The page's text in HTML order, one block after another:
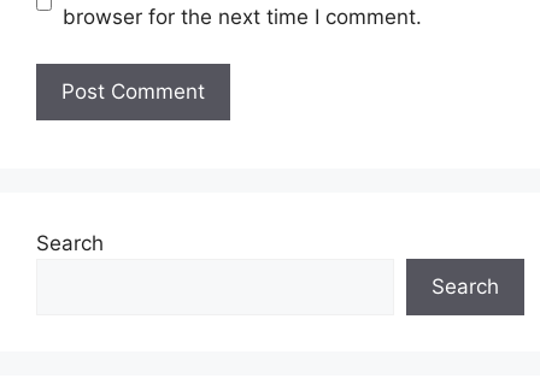
browser for the next time I comment.
Search
Search